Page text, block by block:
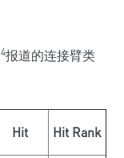
4报道的连接臂类
Hit Hit Rank